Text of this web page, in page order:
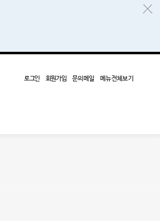
로그인 회원가입 문의메일 메뉴전체보기